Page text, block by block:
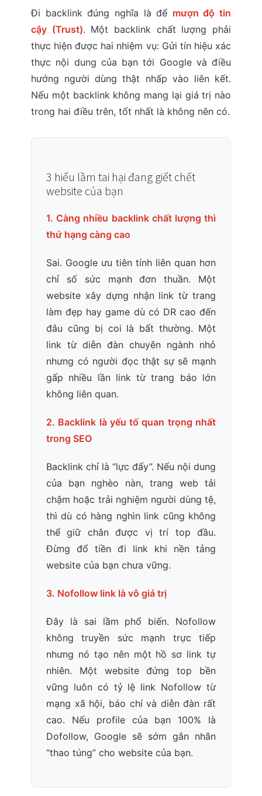
Đi backlink đúng nghĩa là để mượn độ tin
cậy (Trust). Một backlink chất lượng phải
thực hiện được hai nhiệm vụ: Gửi tín hiệu xác
thực nội dung của bạn tới Google và điều
hướng người dùng thật nhấp vào liên kết.
Nếu một backlink không mang lại giá trị nào
trong hai điều trên, tốt nhất là không nên có.
3 hiểu lầm tai hại đang giết chết
website của bạn
1. Càng nhiều backlink chất lượng thì
thứ hạng càng cao
Sai. Google ưu tiên tính liên quan hơn
chỉ số sức mạnh đơn thuần. Một
website xây dựng nhận link từ trang
làm đẹp hay game dù có DR cao đến
đâu cũng bị coi là bất thường. Một
link từ diễn đàn chuyên ngành nhỏ
nhưng có người đọc thật sự sẽ mạnh
gấp nhiều lần link từ trang báo lớn
không liên quan.
2. Backlink là yếu tố quan trọng nhất
trong SEO
Backlink chỉ là “lực đẩy”. Nếu nội dung
của bạn nghèo nàn, trang web tải
chậm hoặc trải nghiệm người dùng tệ,
thì dù có hàng nghìn link cũng không
thể giữ chân được vị trí top đầu.
Đừng đổ tiền đi link khi nền tảng
website của bạn chưa vững.
3. Nofollow link là vô giá trị
Đây là sai lầm phổ biến. Nofollow
không truyền sức mạnh trực tiếp
nhưng nó tạo nên một hồ sơ link tự
nhiên. Một website đứng top bền
vững luôn có tỷ lệ link Nofollow từ
mạng xã hội, báo chí và diễn đàn rất
cao. Nếu profile của bạn 100% là
Dofollow, Google sẽ sớm gắn nhãn
“thao túng” cho website của bạn.